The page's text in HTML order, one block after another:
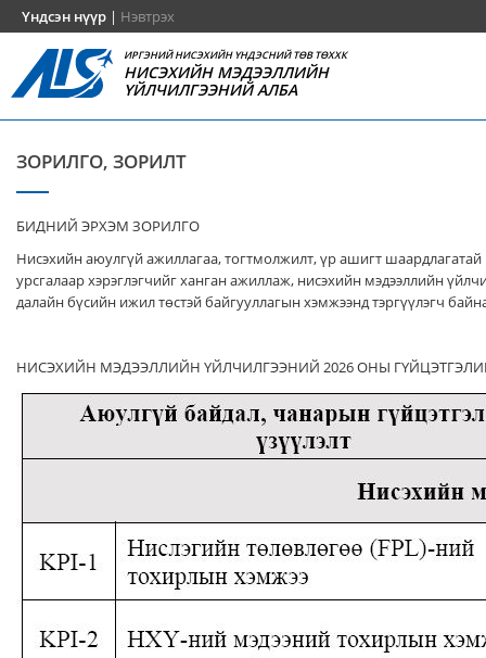
Үндсэн нүүр | Нэвтрэх
ИРГЭНИЙ НИСЭХИЙН ҮНДЭСНИЙ ТӨВ ТӨХХК
НИСЭХИЙН МЭДЭЭЛЛИЙН
ҮЙЛЧИЛГЭЭНИЙ АЛБА
ЗОРИЛГО, ЗОРИЛТ
БИДНИЙ ЭРХЭМ ЗОРИЛГО
Нисэхийн аюулгүй ажиллагаа, тогтмолжилт, үр ашигт шаардлагатай
урсгалаар хэрэглэгчийг ханган ажиллаж, нисэхийн мэдээллийн
далайн бүсийн ижил төстэй байгууллагын хэмжээнд тэргүүлэгч
НИСЭХИЙН МЭДЭЭЛЛИЙН ҮЙЛЧИЛГЭЭНИЙ 2026 ОНЫ